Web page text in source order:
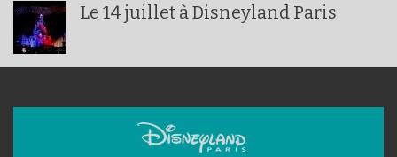
Le 14 juillet à Disneyland Paris